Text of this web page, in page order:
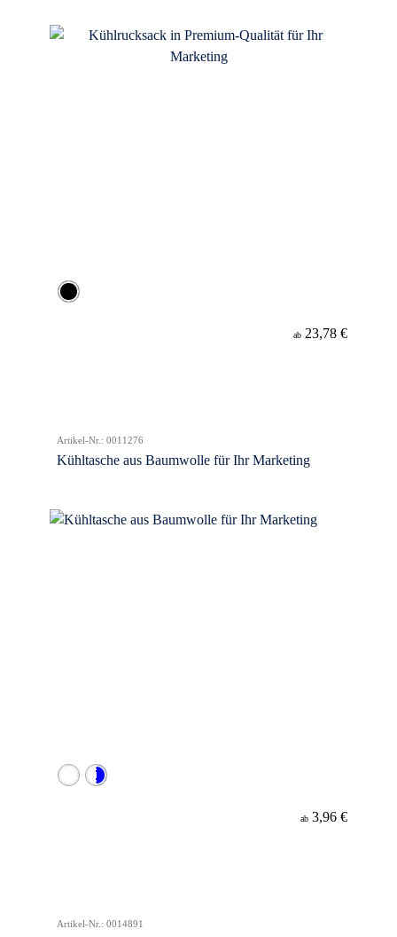
ab 23,78 €
Artikel-Nr.: 0011276
Kühltasche aus Baumwolle für Ihr Marketing
ab 3,96 €
Artikel-Nr.: 0014891